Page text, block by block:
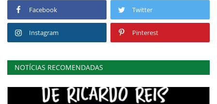
Facebook Twitter
Instagram Pinterest
NOTÍCIAS RECOMENDADAS